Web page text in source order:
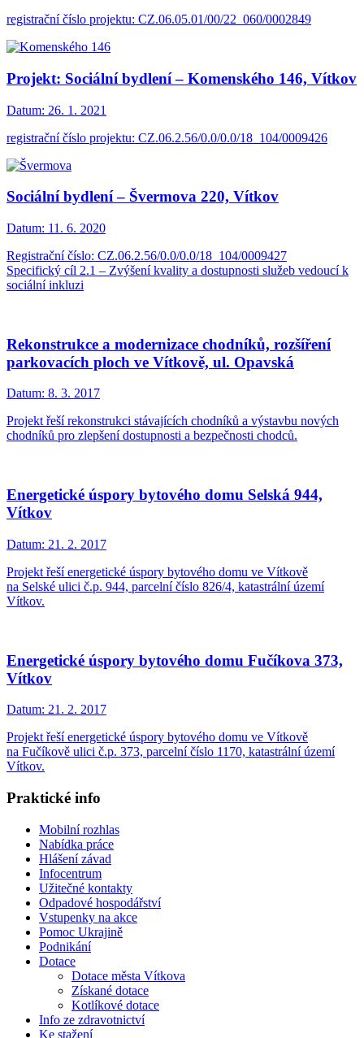
registrační číslo projektu: CZ.06.05.01/00/22_060/0002849
Projekt: Sociální bydlení – Komenského 146, Vítkov
Datum: 26. 1. 2021
registrační číslo projektu: CZ.06.2.56/0.0/0.0/18_104/0009426
Sociální bydlení – Švermova 220, Vítkov
Datum: 11. 6. 2020
Registrační číslo: CZ.06.2.56/0.0/0.0/18_104/0009427
Specifický cíl 2.1 – Zvýšení kvality a dostupnosti služeb vedoucí k
sociální inkluzi
Rekonstrukce a modernizace chodníků, rozšíření
parkovacích ploch ve Vítkově, ul. Opavská
Datum: 8. 3. 2017
Projekt řeší rekonstrukci stávajících chodníků a výstavbu nových
chodníků pro zlepšení dostupnosti a bezpečnosti chodců.
Energetické úspory bytového domu Selská 944,
Vítkov
Datum: 21. 2. 2017
Projekt řeší energetické úspory bytového domu ve Vítkově
na Selské ulici č.p. 944, parcelní číslo 826/4, katastrální území
Vítkov.
Energetické úspory bytového domu Fučíkova 373,
Vítkov
Datum: 21. 2. 2017
Projekt řeší energetické úspory bytového domu ve Vítkově
na Fučíkově ulici č.p. 373, parcelní číslo 1170, katastrální území
Vítkov.
Praktické info
Mobilní rozhlas
Nabídka práce
Hlášení závad
Infocentrum
Užitečné kontakty
Odpadové hospodářství
Vstupenky na akce
Pomoc Ukrajině
Podnikání
Dotace
Dotace města Vítkova
Získané dotace
Kotlíkové dotace
Info ze zdravotnictví
Ke stažení